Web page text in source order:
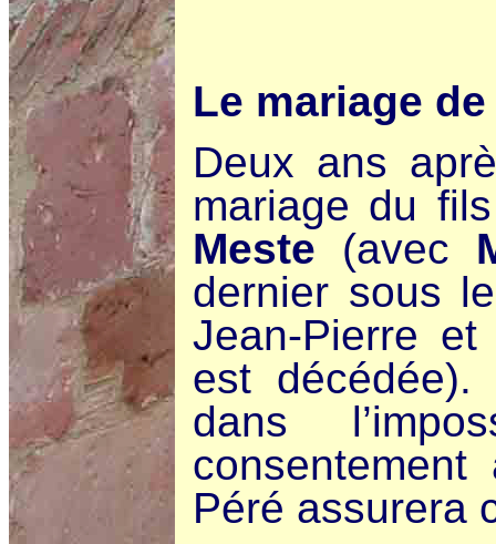
Le mariage
Deux ans
mariage du
Meste (avec
dernier sous
Jean-Pierre
est décédée).
dans
Péré assurera